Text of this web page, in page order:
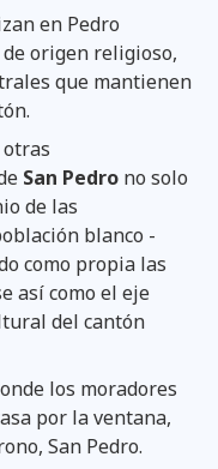
en Pedro
origen religioso,
que mantienen
San Pedro no solo
de las
blanco -
como propia las
así como el eje
del cantón
los moradores
por la ventana,
San Pedro.